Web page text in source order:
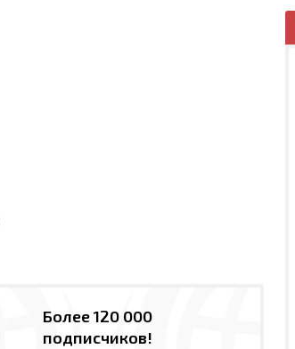
Более 120 000
подписчиков!